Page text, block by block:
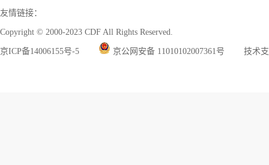
友情链接：
Copyright © 2000-2023 CDF All Rights Reserved.
京ICP备14006155号-5 京公网安备 11010102007361号 技术